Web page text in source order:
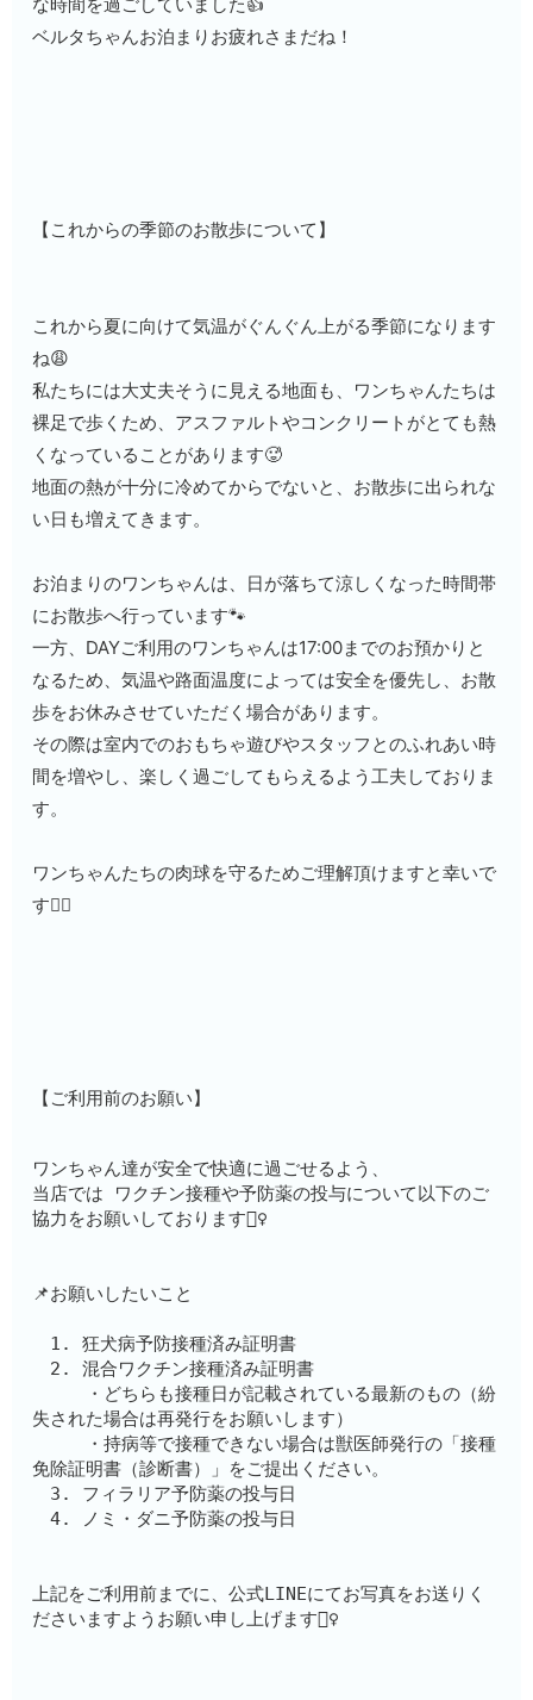
な時間を過ごしていました👍
ベルタちゃんお泊まりお疲れさまだね！
【 これからの季節のお散歩について 】
これから夏に向けて気温がぐんぐん上がる季節になります
ね😩
私たちには大丈夫そうに見える地面も、ワンちゃんたちは
裸足で歩くため、アスファルトやコンクリートがとても熱
くなっていることがあります🥵
地面の熱が十分に冷めてからでないと、お散歩に出られな
い日も増えてきます。
お泊まりのワンちゃんは、日が落ちて涼しくなった時間帯
にお散歩へ行っています🐾
一方、DAYご利用のワンちゃんは17:00までのお預かりと
なるため、気温や路面温度によっては安全を優先し、お散
歩をお休みさせていただく場合があります。
その際は室内でのおもちゃ遊びやスタッフとのふれあい時
間を増やし、楽しく過ごしてもらえるよう工夫しておりま
す。
ワンちゃんたちの肉球を守るためご理解頂けますと幸いで
す🙇‍♀️
【ご利用前のお願い】
ワンちゃん達が安全で快適に過ごせるよう、
当店では ワクチン接種や予防薬の投与について以下のご
協力をお願いしております🙇‍♀️
📌お願いしたいこと
1. 狂犬病予防接種済み証明書
2. 混合ワクチン接種済み証明書
・どちらも接種日が記載されている最新のもの（紛
失された場合は再発行をお願いします）
・持病等で接種できない場合は獣医師発行の「接種
免除証明書（診断書）」をご提出ください。
3. フィラリア予防薬の投与日
4. ノミ・ダニ予防薬の投与日
上記をご利用前までに、公式LINEにてお写真をお送りく
ださいますようお願い申し上げます🙇‍♀️